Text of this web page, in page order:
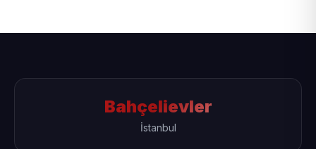
Bahçelievler
İstanbul